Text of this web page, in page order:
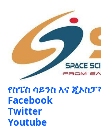
የስፔስ ሳይንስ እና
Facebook
Twitter
Youtube